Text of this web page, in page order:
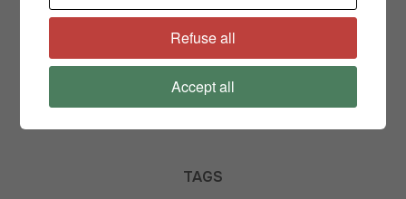
TAGS
Refuse all
Accept all